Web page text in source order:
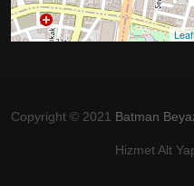
Copyright © 2021 Batman
Hizmet Alt